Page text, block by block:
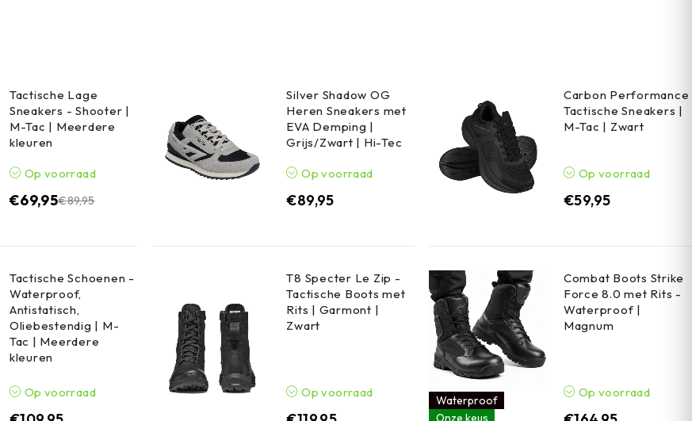
Tactische Lage
Sneakers - Shooter |
M-Tac | Meerdere
kleuren
Op voorraad
€89,95
€69,95
Silver Shadow OG
Heren Sneakers met
EVA Demping |
Grijs/Zwart | Hi-Tec
Op voorraad
€89,95
Carbon Performance
Tactische Sneakers |
M-Tac | Zwart
Op voorraad
€59,95
Tactische Schoenen -
Waterproof,
Antistatisch,
Oliebestendig | M-
Tac | Meerdere
kleuren
Op voorraad
T8 Specter Le Zip -
Tactische Boots met
Rits | Garmont |
Zwart
Op voorraad
Waterproof
Onze keus
Combat Boots Strike
Force 8.0 met Rits -
Waterproof |
Magnum
Op voorraad